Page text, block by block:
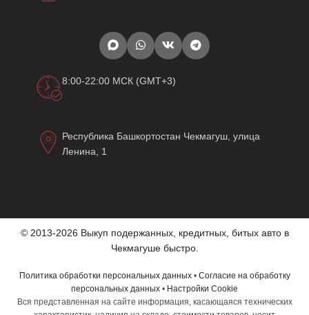
8:00-22:00 МСК (GMT+3)
Республика Башкортостан Чекмагуш, улица
Ленина, 1
© 2013-2026 Выкуп подержанных, кредитных, битых авто в
Чекмагуше быстро.
Политика обработки персональных данных• Согласие на обработку
персональных данных • Настройки Cookie
Вся представленная на сайте информация, касающаяся технических